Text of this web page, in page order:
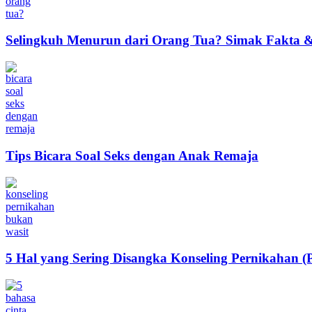
Selingkuh Menurun dari Orang Tua? Simak Fakta
Tips Bicara Soal Seks dengan Anak Remaja
5 Hal yang Sering Disangka Konseling Pernikahan